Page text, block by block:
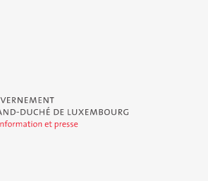
Grand-Duché de Luxembourg - Service